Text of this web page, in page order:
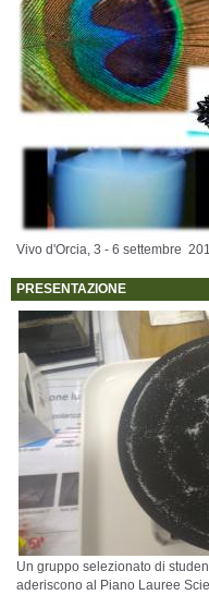
Vivo d'Orcia, 3 - 6 settembre
PRESENTAZIONE
Un gruppo selezionato di
aderiscono al Piano Lauree